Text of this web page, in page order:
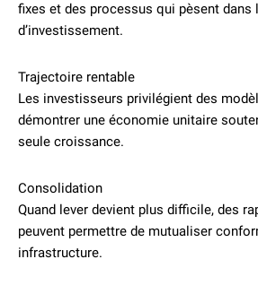
fixes et des processus qui pèsent dans
d’investissement.
Trajectoire rentable
Les investisseurs privilégient des
démontrer une économie unitaire
seule croissance.
Consolidation
Quand lever devient plus difficile, des
peuvent permettre de mutualiser
infrastructure.